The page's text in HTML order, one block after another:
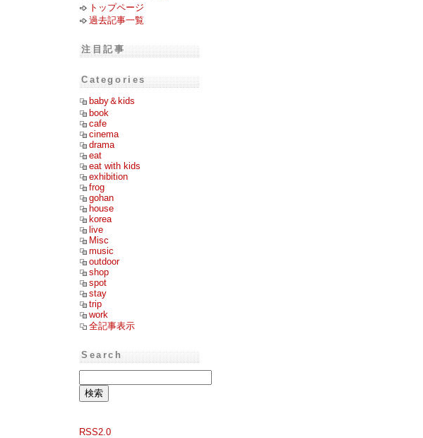
トップページ
過去記事一覧
注目記事
Categories
baby＆kids
book
cafe
cinema
drama
eat
eat with kids
exhibition
frog
gohan
house
korea
live
Misc
music
outdoor
shop
spot
stay
trip
work
全記事表示
Search
RSS2.0